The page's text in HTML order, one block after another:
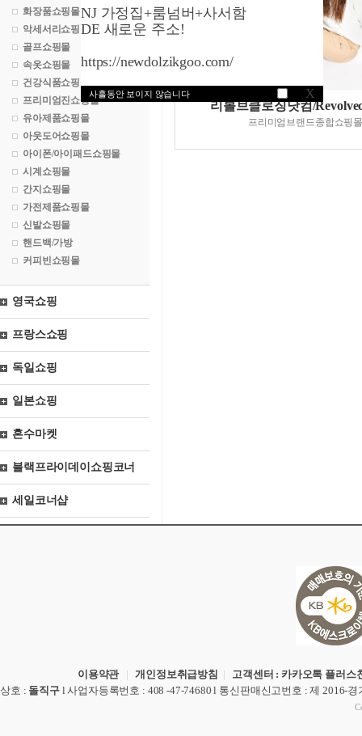
NJ 가정집+룸넘버+사서함
DE 새로운 주소!
https://newdolzikgoo.com/
사흘동안 보이지 않습니다 X
화장품쇼핑몰
악세서리쇼핑몰
골프쇼핑몰
속옷쇼핑몰
건강식품쇼핑몰
프리미엄진쇼핑몰
유아제품쇼핑몰
아웃도어쇼핑몰
아이폰/아이패드쇼핑몰
시계쇼핑몰
간지쇼핑몰
가전제품쇼핑몰
신발쇼핑몰
핸드백/가방
커피빈쇼핑몰
영국쇼핑
프랑스쇼핑
독일쇼핑
일본쇼핑
혼수마켓
블랙프라이데이쇼핑코너
세일코너샵
리볼브클로징닷컴/
프리미엄브랜드종합쇼핑
이용약관 |개인정보취급방침 | 고객센터 : 카카오톡 플러스
상호 : 돌직구 l사업자등록번호 : 408 -47-74680 l 통신판매신고번호 : 제 2016-